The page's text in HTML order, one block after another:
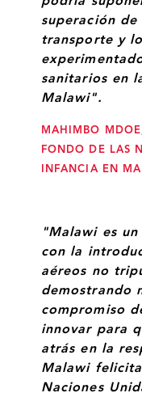
superación
transporte y
sanitarios en
Malawi".
MAHIMBO
FONDO DE LAS
INFANCIA EN
"Malawi es
con la
aéreos no
demostrando
compromiso
innovar para
atrás en la
Malawi
Naciones